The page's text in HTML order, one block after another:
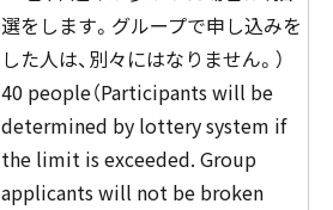
選をします。グループで申し込みを
した人は、別々にはなりません。）
40 people（Participants will be
determined by lottery system if
the limit is exceeded. Group
applicants will not be broken